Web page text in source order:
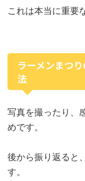
これは本当に重要
ラーメンまつ
法
写真を撮ったり、
めです。
後から振り返ると
す。